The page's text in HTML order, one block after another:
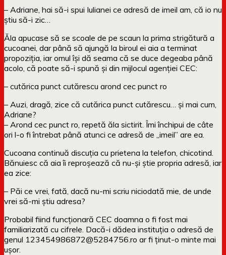
– Adriane, hai să-i spui Iulianei ce adresă de imeil am, că io nu
știu să-i zic…
Ăla apucase să se scoale de pe scaun la prima strigătură a
cucoanei, dar până să ajungă la biroul ei aia a terminat
propoziția, iar omul își dă seama că se duce degeaba până
acolo, că poate să-i spună și din mijlocul agenției CEC:
– cutărica punct cutărescu arond cec punct ro
– Auzi, dragă, zice că cutărica punct cutărescu… și mai cum,
Adriane?
– Arond cec punct ro, repetă ăla sictirit. Îmi închipui de câte
ori l-o fi întrebat până atunci ce adresă de „imeil” are ea.
Cucoana continuă discuția cu prietena la telefon, chicotind.
Bănuiesc că aia îi reproșează că nu-și știe propria adresă, iar
ea zice:
– Păi ce vrei, fată, dacă nu-mi scriu niciodată mie, de unde
vrei să-mi știu adresa?
Probabil fiind funcționară CEC doamna o fi fost mai
familiarizată cu cifrele. Dacă-i dădea instituția o adresă de
genul 123454986872@5284756.ro ar fi ținut-o minte mai
ușor.